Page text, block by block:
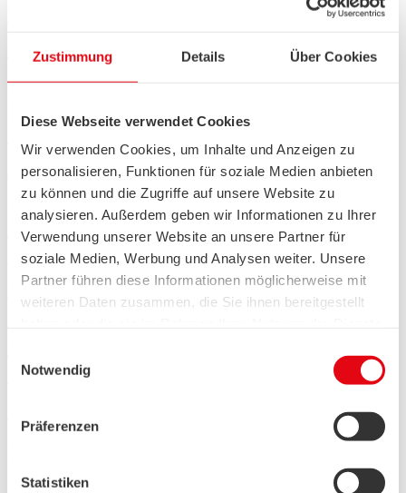
Zustimmung Details Über Cookies
Diese Webseite verwendet Cookies
Wir verwenden Cookies, um Inhalte und Anzeigen zu
personalisieren, Funktionen für soziale Medien anbieten
zu können und die Zugriffe auf unsere Website zu
analysieren. Außerdem geben wir Informationen zu Ihrer
Verwendung unserer Website an unsere Partner für
soziale Medien, Werbung und Analysen weiter. Unsere
Partner führen diese Informationen möglicherweise mit
weiteren Daten zusammen, die Sie ihnen bereitgestellt
Wir setzen in diesem Rahmen auch Dienstleister in
Datenschutzniveau existiert. Das birgt das Risiko des
unbemerkten Zugriffs durch Behörden, das Fehlen
den Kontrollverlust über Ihre Daten.
Notwendig
Präferenzen
Statistiken
Initiativbewerbung
Vertrieb / Kundenservice
Stahlschweißer / Rohrleitungsbauer (m/w/d)
wesernetz Bremen GmbH
wesernetz Bremen GmbH
Technik / Ingenieurwesen Bremen
Mehr erfahren
Technik / Ingenieurwesen
Mehr erfahren
Strategische Planung / Unternehmensentwicklung
Bremen